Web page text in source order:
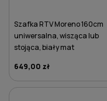
Szafka RTV Moreno 160cm
uniwersalna, wisząca lub
stojąca, biały mat
649,00 zł